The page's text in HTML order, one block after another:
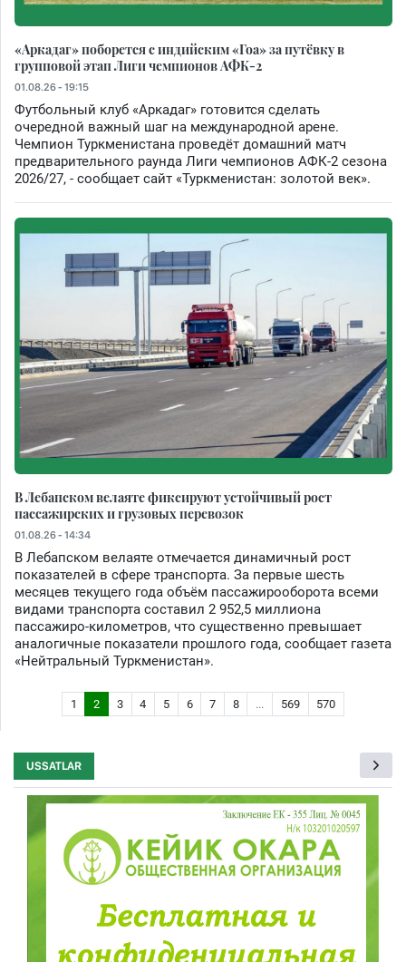
«Аркадаг» поборется с индийским «Гоа» за путёвку в
групповой этап Лиги чемпионов АФК-2
01.08.26 - 19:15
Футбольный клуб «Аркадаг» готовится сделать
очередной важный шаг на международной арене.
Чемпион Туркменистана проведёт домашний матч
предварительного раунда Лиги чемпионов АФК-2 сезона
2026/27, - сообщает сайт «Туркменистан: золотой век».
В Лебапском велаяте фиксируют устойчивый рост
пассажирских и грузовых перевозок
01.08.26 - 14:34
В Лебапском велаяте отмечается динамичный рост
показателей в сфере транспорта. За первые шесть
месяцев текущего года объём пассажирооборота всеми
видами транспорта составил 2 952,5 миллиона
пассажиро-километров, что существенно превышает
аналогичные показатели прошлого года, сообщает газета
«Нейтральный Туркменистан».
1 2 3 4 5 6 7 8 ... 569 570
USSATLAR